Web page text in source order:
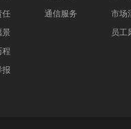
任
景
程
报
通信服务
市场
员工